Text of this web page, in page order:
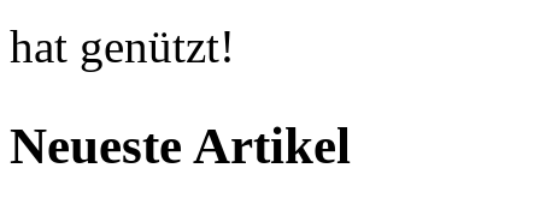
hat genützt!
Neueste Artikel